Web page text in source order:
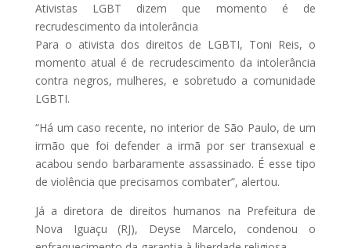
Ativistas LGBT dizem que momento é de
recrudescimento da intolerância
Para o ativista dos direitos de LGBTI, Toni Reis, o
momento atual é de recrudescimento da intolerância
contra negros, mulheres, e sobretudo a comunidade
LGBTI.
“Há um caso recente, no interior de São Paulo, de um
irmão que foi defender a irmã por ser transexual e
acabou sendo barbaramente assassinado. É esse tipo
de violência que precisamos combater”, alertou.
Já a diretora de direitos humanos na Prefeitura de
Nova Iguaçu (RJ), Deyse Marcelo, condenou o